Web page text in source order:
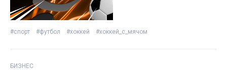
#спорт #футбол #хоккей #хоккей_с_мячом
БИЗНЕС